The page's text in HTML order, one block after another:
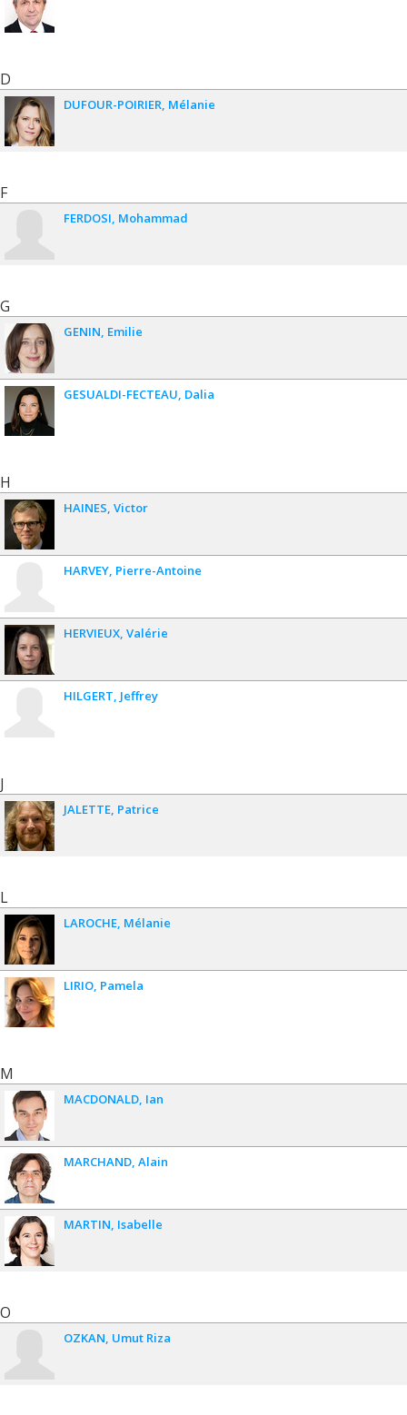
D
DUFOUR-POIRIER Mélanie
F
FERDOSI Mohammad
G
GENIN Emilie
GESUALDI-FECTEAU Dalia
H
HAINES Victor
HARVEY Pierre-Antoine
HERVIEUX Valérie
HILGERT Jeffrey
J
JALETTE Patrice
L
LAROCHE Mélanie
LIRIO Pamela
M
MACDONALD Ian
MARCHAND Alain
MARTIN Isabelle
O
OZKAN Umut Riza